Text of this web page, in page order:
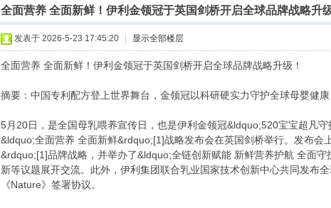
全面营养 全面新鲜！伊利金领冠于英国剑桥开启全球品牌战略升
发表于 2026-5-23 17:45:20 显示全部楼层
全面营养 全面新鲜！伊利金领冠于英国剑桥开启全球品牌战略升级！
摘要：中国专利配方登上世界舞台，金领冠以科研硬实力守护全球母婴健康
5月20日，是全国母乳喂养宣传日，也是伊利金领冠&ldquo;520宝宝超凡
&ldquo;全面营养 全面新鲜&rdquo;[1]战略发布会在英国剑桥举行。发布
&rdquo;[1]品牌战略，并举办了&ldquo;全链创新赋能 新鲜营养护航 全面
新等议题展开交流。此外，伊利集团联合乳业国家技术创新中心共同发布
《Nature》签署协议。